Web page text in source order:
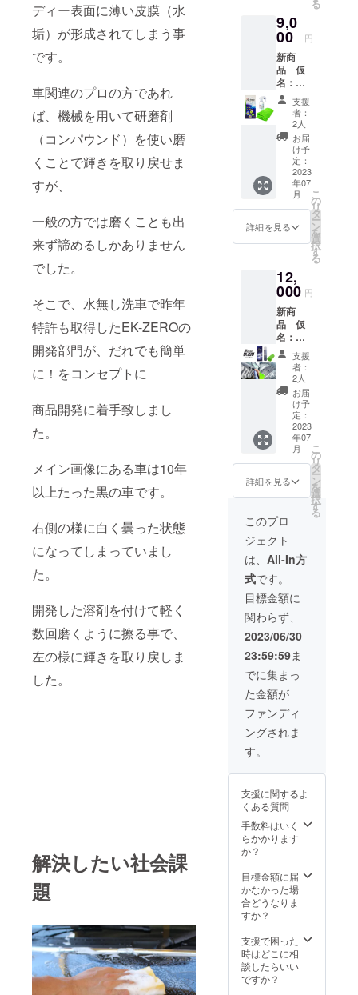
ディー表面に薄い皮膜（水
垢）が形成されてしまう事
です。
車関連のプロの方であれ
ば、機械を用いて研磨剤
（コンパウンド）を使い磨
くことで輝きを取り戻せま
すが、
一般の方では磨くことも出
来ず諦めるしかありません
でした。
そこで、水無し洗車で昨年
特許も取得したEK-ZEROの
開発部門が、だれでも簡単
に！をコンセプトに
商品開発に着手致しまし
た。
メイン画像にある車は10年
以上たった黒の車です。
右側の様に白く曇った状態
になってしまっていまし
た。
開発した溶剤を付けて軽く
数回磨くように擦る事で、
左の様に輝きを取り戻しま
した。
解決したい社会課
題
セッ
ト
定価
3,800円
る
9,0
00 円
新商
品 仮
名：水
垢落と
し 150
ｍｌ
セッ
ト 定
価4,500
円（予
定）
EK-
ZERO
500ｍｌ
クロス
セッ
定価
3,000円
EK-
ZERO
1Ｌ詰替
えパッ
ク
定価
4,000円
支援
者：
2人
お届
け予
定：
2023
年07
月
詳細を見る
こ
の
リ
タ
ー
ン
を
選
択
す
る
12,
000 円
新商
品 仮
名：水
垢落と
し 150
ｍｌ
セッ
ト
定価
4,500円
（予
定）
EK-
ZERO
エア
ゾー
ル ク
ロス
セッ
ト
定
価3,800
円 Ek-
ZERO
500ｍ
ｌ ク
ロス
セッ
ト
定価
3,000円
Ｌ 詰
パッ
ク
定価
支援
者：
2人
お届
け予
定：
2023
年07
月
詳細を見る
こ
の
リ
タ
ー
ン
を
選
択
す
る
このプロ
ジェクト
は、 All-In方
式です。
目標金額に
関わらず、
2023/06/30
23:59:59ま
でに集まっ
た金額が
ファンディ
ングされま
す。
支援に関するよ
くある質問
手数料はいく
らかかります
か？
目標金額に届
かなかった場
合どうなりま
すか？
支援で困った
時はどこに相
談したらいい
ですか？